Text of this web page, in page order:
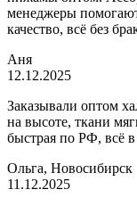
менеджеры
качество, всё без
Аня
12.12.2025
Заказывали оптом
на высоте, ткани
быстрая по РФ, всё
Ольга, Новосибирск
11.12.2025